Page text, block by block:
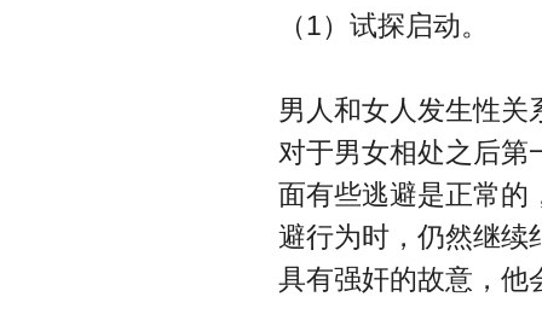
（1）试探启动。
男人和女人发生性关
对于男女相处之后第
面有些逃避是正常的
避行为时，仍然继续
具有强奸的故意，他